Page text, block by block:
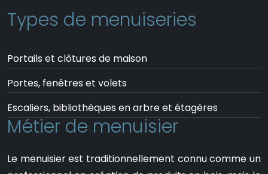
Types de menuiseries
Portails et clôtures de maison
Portes, fenêtres et volets
Escaliers, bibliothèques en arbre et étagères
Métier de menuisier
Le menuisier est traditionnellement connu comme un